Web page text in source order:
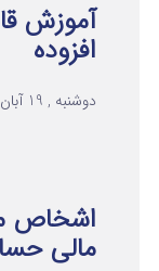
آموزش
افزوده
دوشنبه , 19 آبان 1404
اشخاص
مالی